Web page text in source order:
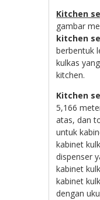
Kitchen
gambar
kitchen
berbentuk
kulkas
kitchen.
Kitchen
5,166
atas, dan
untuk
kabinet
dispenser
kabinet
kabinet
dengan